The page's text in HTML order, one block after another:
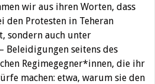
wir aus ihren Worten, dass
den Protesten in Teheran
sondern auch unter
Beleidigungen seitens des
Regimegegner*innen, die ihr
machen: etwa, warum sie den